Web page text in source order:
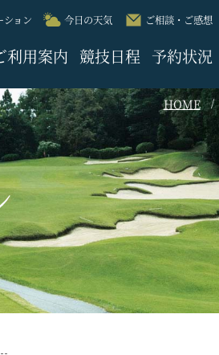
ション 今日の天気 ご相談・ご感想
利用案内 競技日程 予約状況
HOME